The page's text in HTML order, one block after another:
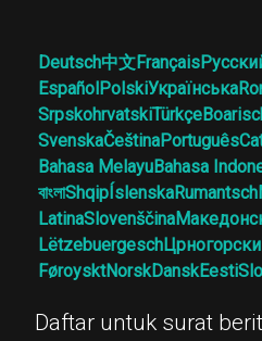
Deutsch中文Français
EspañolPolskiУкраїнська
SrpskohrvatskiTürkçe
SvenskaČeštinaPortuguês
Bahasa MelayuBahasa
বাংলাShqipÍslenskaRumantsch
LatinaSlovenščina
LëtzebuergeschЦрногорски
FøroysktNorskDanskEesti
Daftar untuk surat